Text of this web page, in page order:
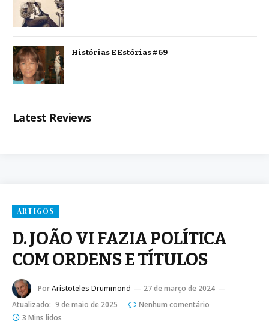
Histórias E Estórias #69
Latest Reviews
ARTIGOS
D. JOÃO VI FAZIA POLÍTICA
COM ORDENS E TÍTULOS
PorAristoteles Drummond
27 de março de 2024
Atualizado: 9 de maio de 2025
Nenhum comentário
3 Mins lidos